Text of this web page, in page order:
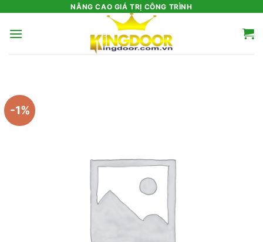
nội
NÂNG CAO GIÁ TRỊ CÔNG TRÌNH
-1%